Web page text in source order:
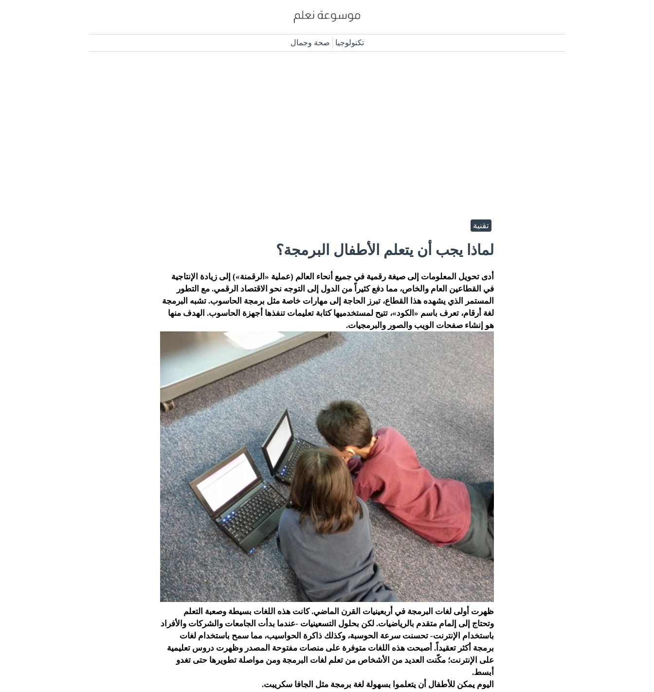
تكنولوجيا صحة وجمال
تقنية
لماذا يجب أن يتعلم الأطفال البرمجة؟
أدى تحويل المعلومات إلى صيغة رقمية في جميع أنحاء العالم (عملية «الرقمنة») إلى زيادة الإنتاجية
في القطاعين العام والخاص، مما دفع كثيراً من الدول إلى التوجه نحو الاقتصاد الرقمي. مع التطور
المستمر الذي يشهده هذا القطاع، تبرز الحاجة إلى مهارات خاصة مثل برمجة الحاسوب. تشبه البرمجة
لغة أرقام، تعرف باسم «الكود»، تتيح لمستخدميها كتابة تعليمات تنفذها أجهزة الحاسوب. الهدف منها
هو إنشاء صفحات الويب والصور والبرمجيات.
ظهرت أولى لغات البرمجة في أربعينيات القرن الماضي. كانت هذه اللغات بسيطة وصعبة التعلم
وتحتاج إلى إلمام متقدم بالرياضيات. لكن بحلول التسعينيات -عندما بدأت الجامعات والشركات والأفراد
باستخدام الإنترنت- تحسنت سرعة الحوسبة، وكذلك ذاكرة الحواسيب، مما سمح باستخدام لغات
برمجة أكثر تعقيداً. أصبحت هذه اللغات متوفرة على منصات مفتوحة المصدر وظهرت دروس تعليمية
على الإنترنت؛ مكّنت العديد من الأشخاص من تعلم لغات البرمجة ومن مواصلة تطويرها حتى تغدو
أبسط.
اليوم يمكن للأطفال أن يتعلموا بسهولة لغة برمجة مثل الجافا سكريبت.